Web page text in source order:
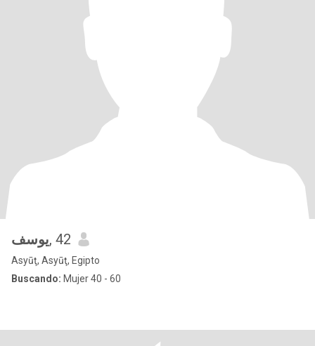
يوسف, 42
Asyūţ, Asyūţ, Egipto
Buscando: Mujer 40 - 60